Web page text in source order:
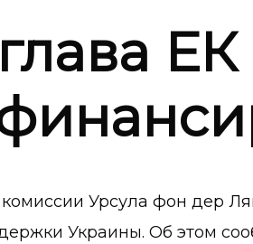
Урсула фон дер
Украины. Об этом